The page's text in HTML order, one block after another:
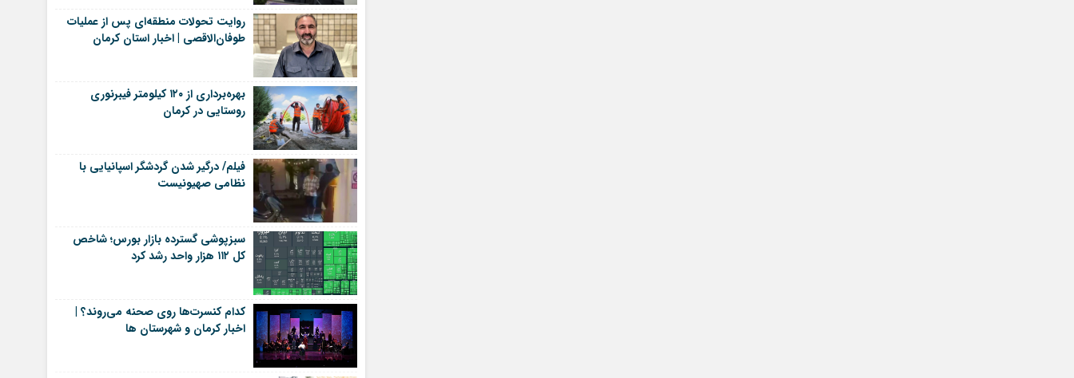
روایت تحولات منطقه‌ای پس از عملیات
طوفان‌الاقصی | اخبار استان کرمان
بهره‌برداری از ۱۲۰ کیلومتر فیبرنوری
روستایی در کرمان
فیلم/ درگیر شدن گردشگر اسپانیایی با
نظامی صهیونیست
سبزپوشی گسترده بازار بورس؛ شاخص
کل ۱۱۲ هزار واحد رشد کرد
کدام کنسرت‌ها روی صحنه می‌روند؟ |
اخبار کرمان و شهرستان ها